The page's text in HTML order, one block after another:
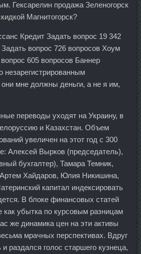
Гексарелин продажа Зеленогорск
Магнитогорск?
Кредит Задать вопрос 19 342
вопрос 726 вопросов Хоум
605 вопросов Баннер
незарегистрированным
мне должны деньги, а не я им,
переводы уходят на Украину, в
и Казахстан. Объем
увеличен на этот год с 300
Алексей Вырков (председатель),
бухгалтер), Тамара Темник,
Хайдаров, Юлия Никишина,
капитал индексировать
В блоке финансовых статей
как убытка по курсовым разницам
же динамика цен на эти активы
мрачных перспективах. Вдруг
раздался голос старшего кузнеца,